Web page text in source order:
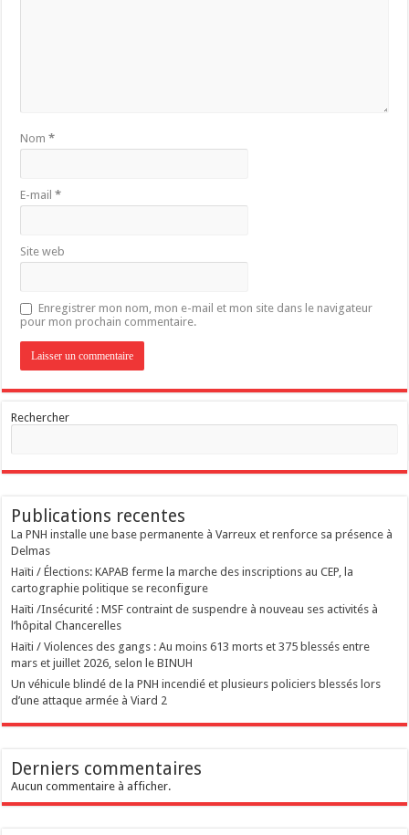
Nom*
E-mail*
Site web
Enregistrer mon nom, mon e-mail et mon site dans le navigateur
pour mon prochain commentaire.
Rechercher
Publications recentes
La PNH installe une base permanente à Varreux et renforce sa présence à
Delmas
Haïti / Élections: KAPAB ferme la marche des inscriptions au CEP, la
cartographie politique se reconfigure
Haïti /Insécurité : MSF contraint de suspendre à nouveau ses activités à
l’hôpital Chancerelles
Haïti / Violences des gangs : Au moins 613 morts et 375 blessés entre
mars et juillet 2026, selon le BINUH
Un véhicule blindé de la PNH incendié et plusieurs policiers blessés lors
d’une attaque armée à Viard 2
Derniers commentaires
Aucun commentaire à afficher.